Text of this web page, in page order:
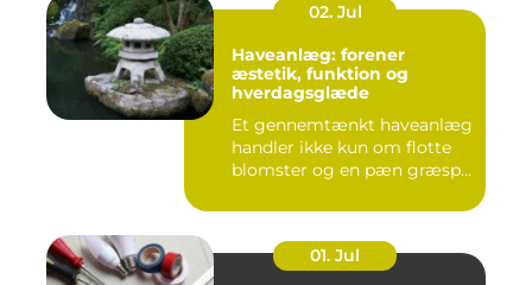
02. Jul
Haveanlæg: forener
æstetik, funktion og
hverdagsglæde
Et gennemtænkt haveanlæg
handler ikke kun om flotte
blomster og en pæn græsp...
01. Jul